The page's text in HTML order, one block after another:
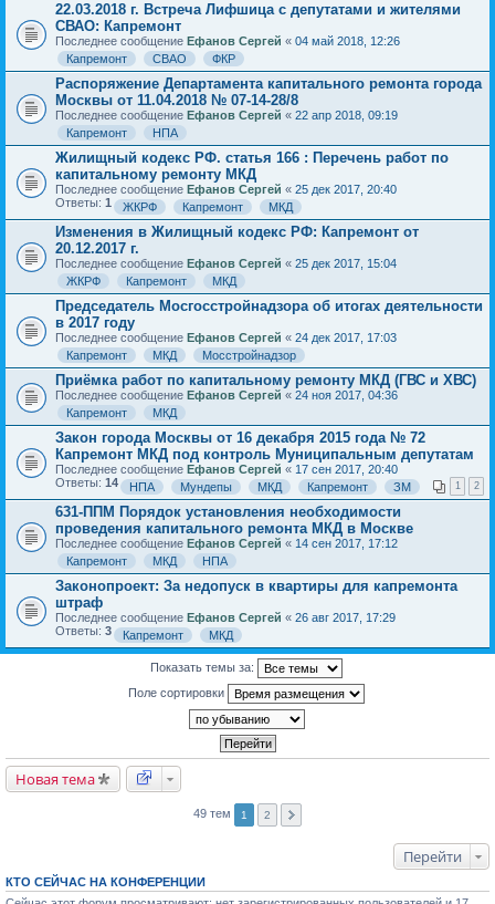
22.03.2018 г. Встреча Лифшица с депутатами и жителями
СВАО: Капремонт
Последнее сообщение Ефанов Сергей « 04 май 2018, 12:26
Капремонт
СВАО ФКР
Распоряжение Департамента капитального ремонта города
Москвы от 11.04.2018 № 07-14-28/8
Последнее сообщение Ефанов Сергей « 22 апр 2018, 09:19
Капремонт
НПА
Жилищный кодекс РФ. статья 166 : Перечень работ по
капитальному ремонту МКД
Последнее сообщение Ефанов Сергей « 25 дек 2017, 20:40
Ответы: 1 ЖКРФ Капремонт МКД
Изменения в Жилищный кодекс РФ: Капремонт от
20.12.2017 г.
Последнее сообщение Ефанов Сергей « 25 дек 2017, 15:04
ЖКРФ
Капремонт МКД
Председатель Мосгосстройнадзора об итогах деятельности
в 2017 году
Последнее сообщение Ефанов Сергей « 24 дек 2017, 17:03
Капремонт
МКД Мосстройнадзор
Приёмка работ по капитальному ремонту МКД (ГВС и ХВС)
Последнее сообщение Ефанов Сергей « 24 ноя 2017, 04:36
Капремонт
МКД
Закон города Москвы от 16 декабря 2015 года № 72
Капремонт МКД под контроль Муниципальным депутатам
Последнее сообщение Ефанов Сергей « 17 сен 2017, 20:40
Ответы: 14 1 2
НПА Мундепы МКД Капремонт ЗМ
631-ППМ Порядок установления необходимости
проведения капитального ремонта МКД в Москве
Последнее сообщение Ефанов Сергей « 14 сен 2017, 17:12
Капремонт
МКД НПА
Законопроект: За недопуск в квартиры для капремонта
штраф
Последнее сообщение Ефанов Сергей « 26 авг 2017, 17:29
Ответы: 3 Капремонт МКД
Показать темы за:
Поле сортировки
Новая тема
49 тем 1 2
Перейти
КТО СЕЙЧАС НА КОНФЕРЕНЦИИ